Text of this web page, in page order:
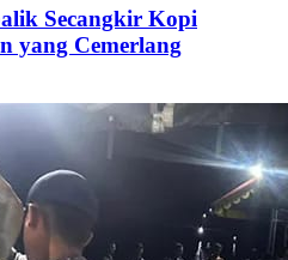
Secangkir Kopi
yang Cemerlang